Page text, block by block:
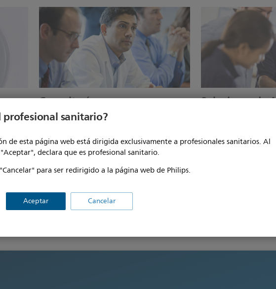
profesional sanitario?
de esta página web está dirigida exclusivamente a profesionales sanitarios. Al
declara que es profesional sanitario.
para ser redirigido a la página web de Philips.
Aceptar Cancelar
de
Consultoría
Ninguna otra firma de consultoría combina
experiencia en soluciones para mejorar el
rendimiento en el cuidado de la salud
Haga clic aquí para leer más
Soluciones de
Desde el servicio
completo, ayudamos
encontrar la
Haga clic aquí para